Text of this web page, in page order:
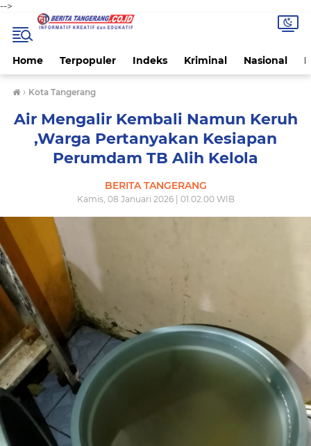
-->
Home Terpopuler Indeks Kriminal Nasional
› Kota Tangerang
Air Mengalir Kembali Namun Keruh
,Warga Pertanyakan Kesiapan
Perumdam TB Alih Kelola
BERITA TANGERANG
Kamis, 08 Januari 2026 | 01.02.00 WIB